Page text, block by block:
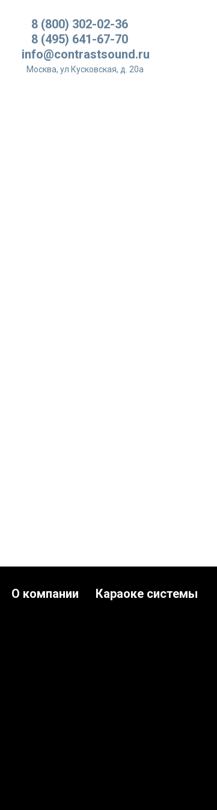
Москва, ул Кусковская, д. 20а
info@contrastsound.ru
8 (495) 641-67-70
8 (800) 302-02-36
О компании Караоке системы